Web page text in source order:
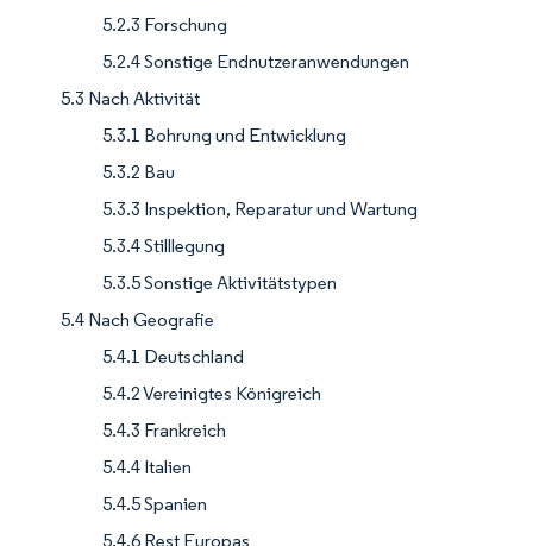
5.2.3 Forschung
5.2.4 Sonstige Endnutzeranwendungen
5.3 Nach Aktivität
5.3.1 Bohrung und Entwicklung
5.3.2 Bau
5.3.3 Inspektion, Reparatur und Wartung
5.3.4 Stilllegung
5.3.5 Sonstige Aktivitätstypen
5.4 Nach Geografie
5.4.1 Deutschland
5.4.2 Vereinigtes Königreich
5.4.3 Frankreich
5.4.4 Italien
5.4.5 Spanien
5.4.6 Rest Europas